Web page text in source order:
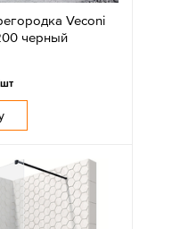
Veconi
черный